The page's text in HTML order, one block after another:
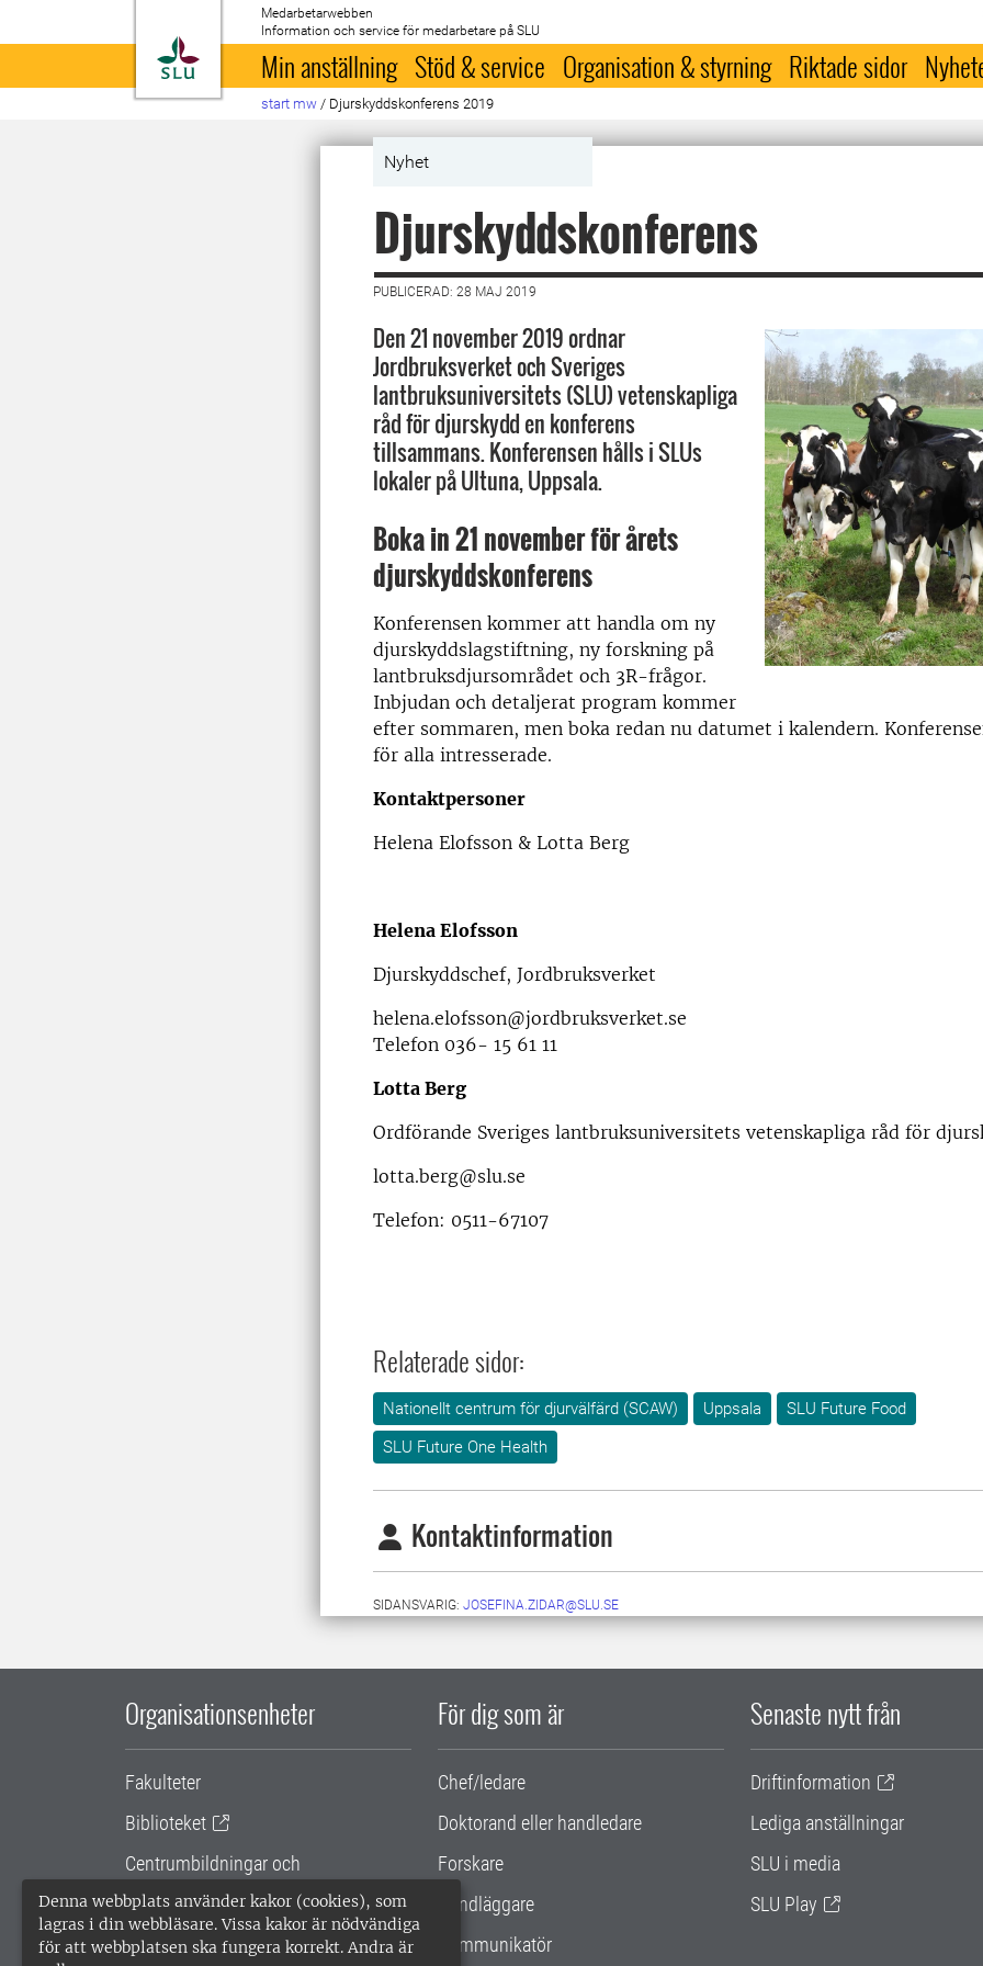
Denna webbplats använder kakor (cookies), som
lagras i din webbläsare. Vissa kakor är nödvändiga
för att webbplatsen ska fungera korrekt. Andra är
Till startsida
Medarbetarwebben
Information och service för medarbetare på SLU
Min anställning Stöd & service Organisation & styrning Riktade sidor
start mw / Djurskyddskonferens 2019
Nyhet
Djurskyddskonferens
PUBLICERAD: 28 MAJ 2019
Den 21 november 2019 ordnar
Jordbruksverket och Sveriges
lantbruksuniversitets (SLU) vetenskapliga
råd för djurskydd en konferens
tillsammans. Konferensen hålls i SLUs
lokaler på Ultuna, Uppsala.
Boka in 21 november för årets
djurskyddskonferens
Konferensen kommer att handla om ny
djurskyddslagstiftning, ny forskning på
lantbruksdjursområdet och 3R-frågor.
Inbjudan och detaljerat program kommer
efter sommaren, men boka redan nu datumet i kalendern.
för alla intresserade.
Kontaktpersoner
Helena Elofsson & Lotta Berg
Helena Elofsson
Djurskyddschef, Jordbruksverket
helena.elofsson@jordbruksverket.se
Telefon 036- 15 61 11
Lotta Berg
Ordförande Sveriges lantbruksuniversitets vetenskapliga råd för
lotta.berg@slu.se
Telefon: 0511-67107
Relaterade sidor:
Nationellt centrum för djurvälfärd (SCAW) Uppsala
SLU Future Food
SLU Future One Health
Kontaktinformation
SIDANSVARIG: JOSEFINA.ZIDAR@SLU.SE
Organisationsenheter
Fakulteter
Biblioteket
Centrumbildningar och
samarbetsprojekt
Gemensamma verksamhetsstödet
För dig som är
Chef/ledare
Doktorand eller handledare
Forskare
Handläggare
Kommunikatör
Senaste nytt från
Driftinformation
Lediga anställningar
SLU i media
SLU Play